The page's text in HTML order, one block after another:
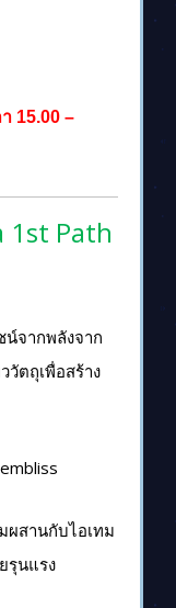
15.00 –
Path
น์จากพลังจาก
วัตถุเพื่อสร้าง
ผสานกับไอเทม
รุนแรง